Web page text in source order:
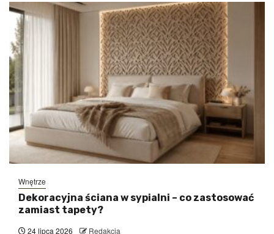
Wnętrze
Dekoracyjna ściana w sypialni – co zastosować
zamiast tapety?
24 lipca 2026 Redakcja